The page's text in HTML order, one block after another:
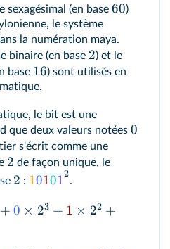
sexagésimal (en base 60)
le système
la numération maya.
binaire (en base 2) et le
base 16) sont utilisés en
le bit est une
que deux valeurs notées 0
s'écrit comme une
2 de façon unique, le
2 : 101012
.
+ 0 × 23 + 1 × 22 +